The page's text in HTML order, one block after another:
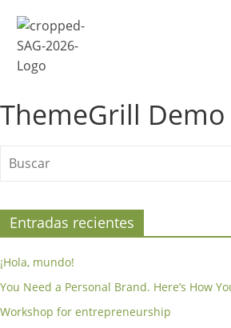
ThemeGrill Demo
Entradas recientes
¡Hola, mundo!
You Need a Personal Brand. Here’s How
Workshop for entrepreneurship